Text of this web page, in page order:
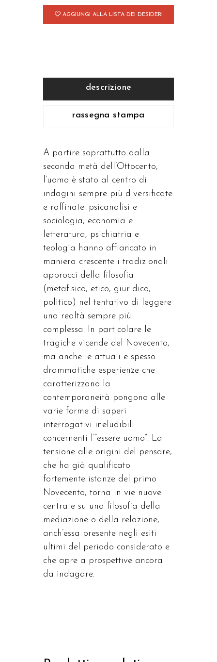
filosofia
AGGIUNGI ALLA LISTA DEI DESIDERI
descrizione
rassegna stampa
A partire soprattutto dalla
seconda metà dell’Ottocento,
l’uomo è stato al centro di
indagini sempre più diversificate
e raffinate: psicanalisi e
sociologia, economia e
letteratura, psichiatria e
teologia hanno affiancato in
maniera crescente i tradizionali
approcci della filosofia
(metafisico, etico, giuridico,
politico) nel tentativo di leggere
una realtà sempre più
complessa. In particolare le
tragiche vicende del Novecento,
ma anche le attuali e spesso
drammatiche esperienze che
caratterizzano la
contemporaneità pongono alle
varie forme di saperi
interrogativi ineludibili
concernenti l’“essere uomo”. La
tensione alle origini del pensare,
che ha già qualificato
fortemente istanze del primo
Novecento, torna in vie nuove
centrate su una filosofia della
mediazione o della relazione,
anch’essa presente negli esiti
ultimi del periodo considerato e
che apre a prospettive ancora
da indagare.